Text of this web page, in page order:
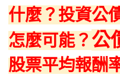
什麼？投資公
怎麼可能？ 公
股票平均報酬